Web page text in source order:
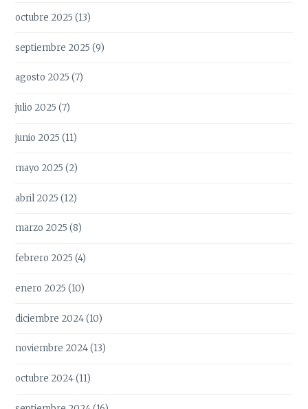
octubre 2025 (13)
septiembre 2025 (9)
agosto 2025 (7)
julio 2025 (7)
junio 2025 (11)
mayo 2025 (2)
abril 2025 (12)
marzo 2025 (8)
febrero 2025 (4)
enero 2025 (10)
diciembre 2024(10)
noviembre 2024(13)
octubre 2024(11)